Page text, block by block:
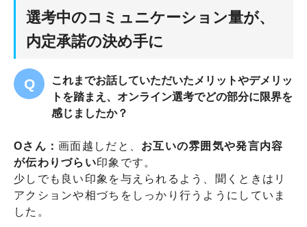
選考中のコミュニケーション量が、
内定承諾の決め手に
これまでお話していただいたメリットやデメリッ
トを踏まえ、オンライン選考でどの部分に限界を
感じましたか？
Oさん：画面越しだと、 お互いの雰囲気や発言内容
が伝わりづらい印象です。
少しでも良い印象を与えられるよう、聞くときはリ
アクションや相づちをしっかり行うようにしていま
した。